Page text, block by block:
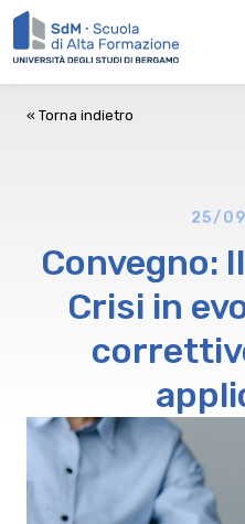
« Torna indietro
25/
Convegno:
Crisi in